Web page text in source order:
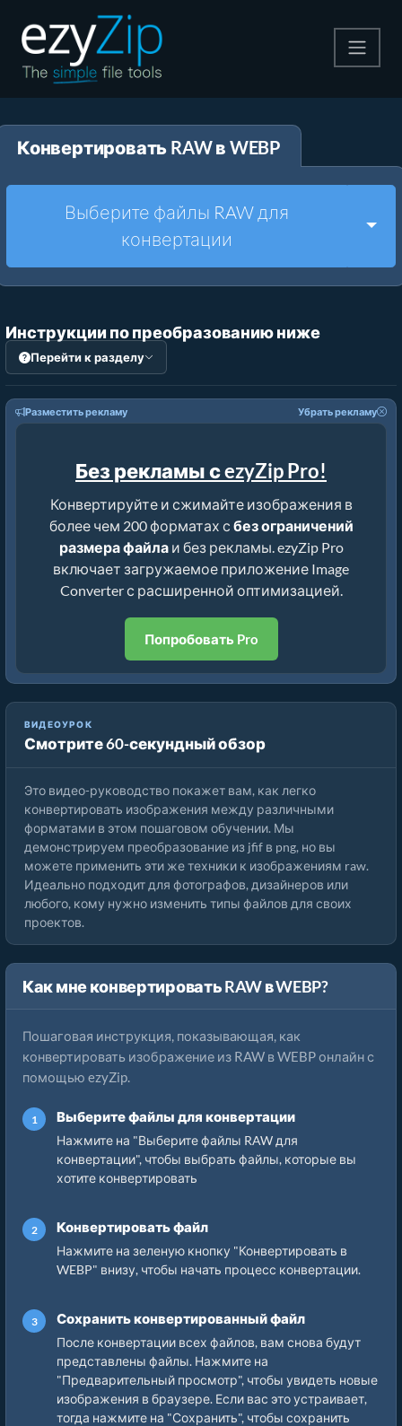
Pаспаковывайте
Другие инструменты
Конвертировать RAW в WEBP
Выберите файлы RAW для
конвертации
Инструкции по преобразованию ниже
Перейти к разделу
Разместить рекламу Убрать рекламу
Без рекламы с ezyZip Pro!
Конвертируйте и сжимайте изображения в
более чем 200 форматах с без ограничений
размера файлаи без рекламы. ezyZip Pro
включает загружаемое приложение Image
Converter с расширенной оптимизацией.
Попробовать Pro
ВИДЕОУРОК
Смотрите 60-секундный обзор
Как конвертировать формат изображения онлайн
Это видео-руководство покажет вам, как легко
конвертировать изображения между различными
форматами в этом пошаговом обучении. Мы
демонстрируем преобразование из jfif в png, но вы
можете применить эти же техники к изображениям raw.
Идеально подходит для фотографов, дизайнеров или
любого, кому нужно изменить типы файлов для своих
проектов.
Как мне конвертировать RAW в WEBP?
Пошаговая инструкция, показывающая, как
конвертировать изображение из RAW в WEBP онлайн с
помощью ezyZip.
Выберите файлы для конвертации
Нажмите на "Выберите файлы RAW для
конвертации", чтобы выбрать файлы, которые вы
хотите конвертировать
Конвертировать файл
Нажмите на зеленую кнопку "Конвертировать в
WEBP" внизу, чтобы начать процесс конвертации.
Сохранить конвертированный файл
После конвертации всех файлов, вам снова будут
представлены файлы. Нажмите на
"Предварительный просмотр", чтобы увидеть новые
изображения в браузере. Если вас это устраивает,
тогда нажмите на "Сохранить", чтобы сохранить